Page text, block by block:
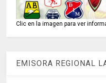
Clic en la imagen para ver
EMISORA REGIONAL